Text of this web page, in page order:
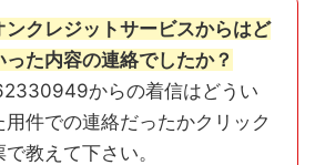
ンクレジットサービスからはど
った内容の連絡でしたか？
からの着信はどうい
用件での連絡だったかクリック
で教えて下さい。